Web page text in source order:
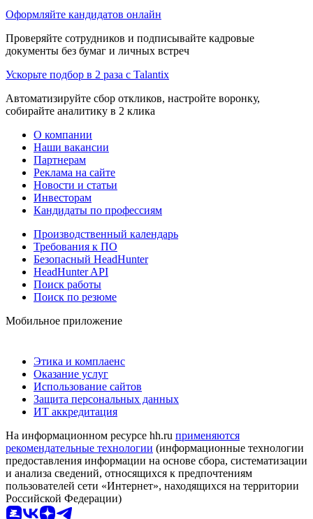
Оформляйте кандидатов онлайн
Проверяйте сотрудников и подписывайте кадровые
документы без бумаг и личных встреч
Ускорьте подбор в 2 раза с Talantix
Автоматизируйте сбор откликов, настройте воронку,
собирайте аналитику в 2 клика
О компании
Наши вакансии
Партнерам
Реклама на сайте
Новости и статьи
Инвесторам
Кандидаты по профессиям
Производственный календарь
Требования к ПО
Безопасный HeadHunter
HeadHunter API
Поиск работы
Поиск по резюме
Мобильное приложение
Этика и комплаенс
Оказание услуг
Использование сайтов
Защита персональных данных
ИТ аккредитация
На информационном ресурсе hh.ru применяются
рекомендательные технологии (информационные технологии
предоставления информации на основе сбора, систематизации
и анализа сведений, относящихся к предпочтениям
пользователей сети «Интернет», находящихся на территории
Российской Федерации)